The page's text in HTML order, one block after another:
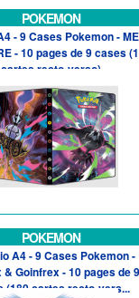
POKEMON
- 9 Cases Pokemon -
- 10 pages de 9 cases
cartes recto-verso)
POKEMON
A4 - 9 Cases Pokemon -
& Goinfrex - 10 pages de 9
(180 cartes recto-vers...